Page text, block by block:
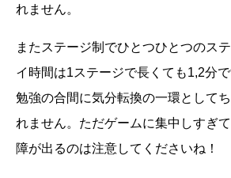
れません。
またステージ制でひとつひとつのス
イ時間は1ステージで長くても1,2分
勉強の合間に気分転換の一環として
れません。ただゲームに集中しすぎ
障が出るのは注意してくださいね！